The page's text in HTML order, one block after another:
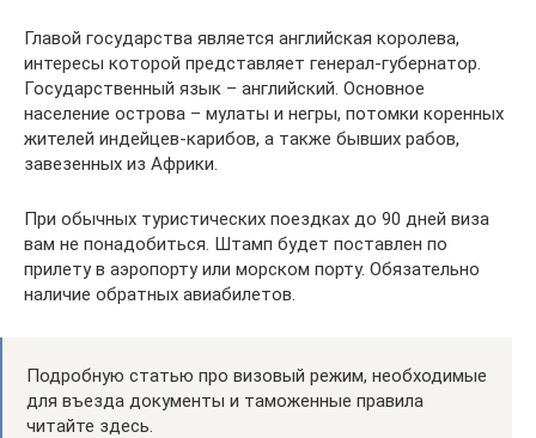
Главой государства является английская королева,
интересы которой представляет генерал-губернатор.
Государственный язык – английский. Основное
население острова – мулаты и негры, потомки коренных
жителей индейцев-карибов, а также бывших рабов,
завезенных из Африки.
При обычных туристических поездках до 90 дней виза
вам не понадобиться. Штамп будет поставлен по
прилету в аэропорту или морском порту. Обязательно
наличие обратных авиабилетов.
Подробную статью про визовый режим, необходимые
для въезда документы и таможенные правила
читайте здесь.